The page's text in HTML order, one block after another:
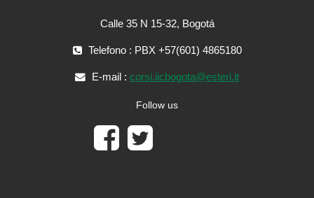
Calle 35 N 15-32, Bogotá
Telefono : PBX +57(601) 4865180
E-mail : corsi.iicbogota@esteri.it
Follow us